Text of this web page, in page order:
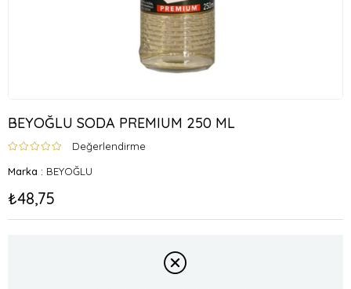
BEYOĞLU SODA PREMIUM 250 ML
Değerlendirme
Marka : BEYOĞLU
₺48,75